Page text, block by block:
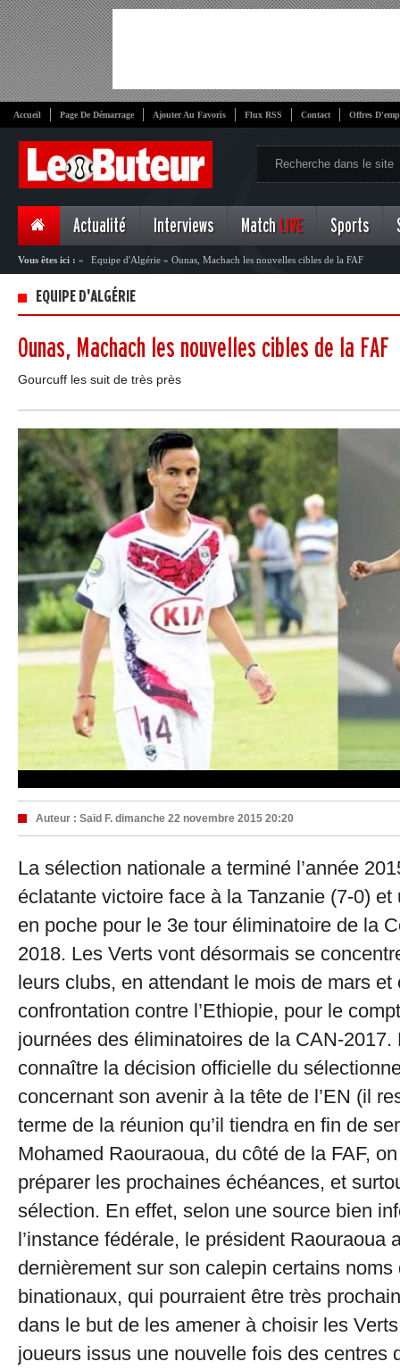
Accueil Page De Démarrage Ajouter Au Favoris Flux RSS Contact Offres
Actualité Interviews Match LIVE Sports
Vous êtes ici : » Equipe d'Algérie » Ounas, Machach les nouvelles cibles de la FAF
EQUIPE D'ALGÉRIE
Ounas, Machach les nouvelles cibles de la FAF
Gourcuff les suit de très près
Auteur : Saïd F. dimanche 22 novembre 2015 20:20
La sélection nationale a terminé l’année
éclatante victoire face à la Tanzanie (7-0)
en poche pour le 3e tour éliminatoire de la
2018. Les Verts vont désormais se
leurs clubs, en attendant le mois de mars et
confrontation contre l’Ethiopie, pour le
journées des éliminatoires de la CAN-2017.
connaître la décision officielle du
concernant son avenir à la tête de l’EN (il
terme de la réunion qu’il tiendra en fin de
Mohamed Raouraoua, du côté de la FAF,
préparer les prochaines échéances, et
sélection. En effet, selon une source bien
l’instance fédérale, le président Raouraoua
dernièrement sur son calepin certains noms
binationaux, qui pourraient être très
dans le but de les amener à choisir les
joueurs issus une nouvelle fois des centres